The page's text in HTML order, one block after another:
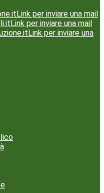
Link per inviare una mail
Link per inviare una mail
Link per inviare una